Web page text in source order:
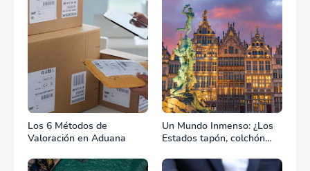
Los 6 Métodos de
Valoración en Aduana
Un Mundo Inmenso: ¿Los
Estados tapón, colchón
combate?